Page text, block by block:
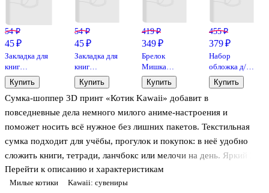
Милые котики Kawaii: сувениры
Сумка-шоппер 3D принт «Котик Kawaii» добавит в
повседневные дела немного милого аниме-настроения и
поможет носить всё нужное без лишних пакетов. Текстильная
сумка подходит для учёбы, прогулок и покупок: в неё удобно
сложить книги, тетради, ланчбокс или мелочи на день. Яркий 3D-
принт с котиком в стиле kawaii делает аксессуар заметным и
легко сочетается с повседневной одеждой. Отличный вариант
Перейти к описанию и характеристикам
54 ₽
45 ₽
Закладка для
книг
«Капибара на
отдыхе»,
пластик
Купить
54 ₽
45 ₽
Закладка для
книг
«Геймер»,
пластик, Yoi
Купить
419 ₽
349 ₽
Брелок
Мишка
прозрачный
с гелем
(ПВХ) (6 см)
Купить
455 ₽
379 ₽
Набор
обложка д/
паспорта и
чехол д/
Отважный
Купить